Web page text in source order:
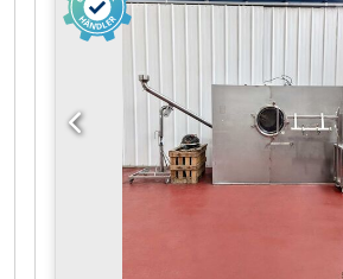
170 l Maximales Gewicht: 150 kg
Trommeldurchmesser: 1219 mm /
2,5 – 15 U/min Dodpfx Akjzg Nfys
mit Frequenzumrichter
Luftvolumen: 2890 m3/h
Dampfdruck: 2 – 5 bar
kg/h Lüftermotorleistung: 0,75
original) Leistung: 17,5 KW